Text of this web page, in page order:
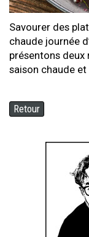
Savourer des
chaude journée
présentons
saison chaude
Retour